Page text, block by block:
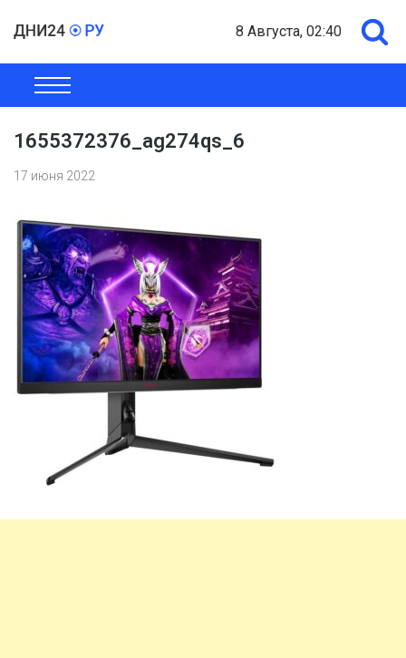
8 Августа, 02:40
ОБЩЕСТВО
1655372376_ag274qs_6
17 июня 2022